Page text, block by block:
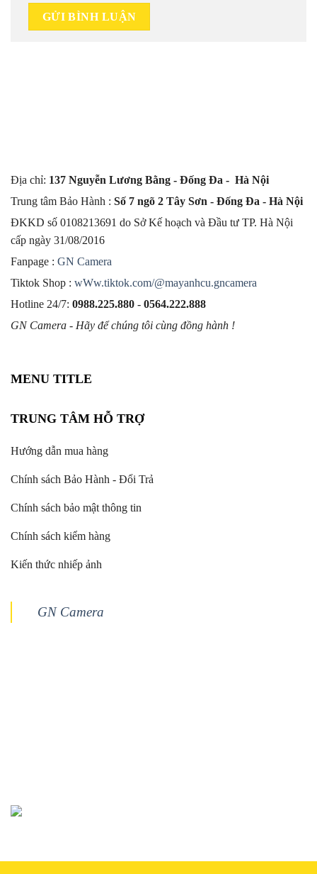
Địa chỉ: 137 Nguyễn Lương Bằng - Đống Đa - Hà Nội
Trung tâm Bảo Hành : Số 7 ngõ 2 Tây Sơn - Đống Đa - Hà Nội
ĐKKD số 0108213691 do Sở Kế hoạch và Đầu tư TP. Hà Nội
cấp ngày 31/08/2016
Fanpage : GN Camera
Tiktok Shop : wWw.tiktok.com/@mayanhcu.gncamera
Hotline 24/7: 0988.225.880 - 0564.222.888
GN Camera - Hãy để chúng tôi cùng đồng hành !
MENU TITLE
TRUNG TÂM HỖ TRỢ
Hướng dẫn mua hàng
Chính sách Bảo Hành - Đổi Trả
Chính sách bảo mật thông tin
Chính sách kiểm hàng
Kiến thức nhiếp ảnh
GN Camera